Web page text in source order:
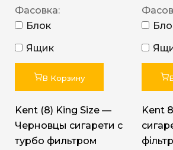
Фасовка:
Блок
Ящик
В Корзину
Kent (8) King Size —
Черновцы сигарети с
турбо фильтром
Kent